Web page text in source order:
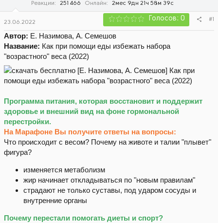
л
а
Реакции
251 466 Онлайн 2мес 9дн 21ч 58м 39с
23.06.2022 Голосов: 0 #1
Автор: Е. Назимова, А. Семешов
Название: Как при помощи еды избежать набора
"возрастного" веса (2022)
Программа питания, которая восстановит и поддержит
здоровье и внешний вид на фоне гормональной
перестройки.
На Марафоне Вы получите ответы на вопросы:
Что происходит с весом? Почему на животе и талии "плывет"
фигура?
изменяется метаболизм
жир начинает откладываться по "новым правилам"
страдают не только суставы, под ударом сосуды и
внутренние органы
Почему перестали помогать диеты и спорт?